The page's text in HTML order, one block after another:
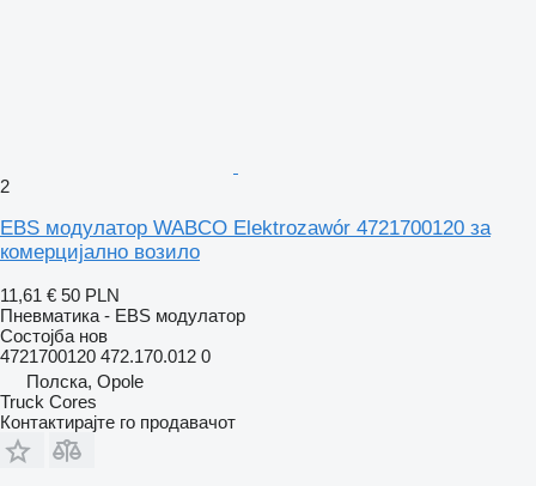
2
EBS модулатор WABCO Elektrozawór 4721700120 за
комерцијално возило
11,61 € 50 PLN
Пневматика - EBS модулатор
Состојба нов
4721700120 472.170.012 0
Полска, Opole
Truck Cores
Контактирајте го продавачот